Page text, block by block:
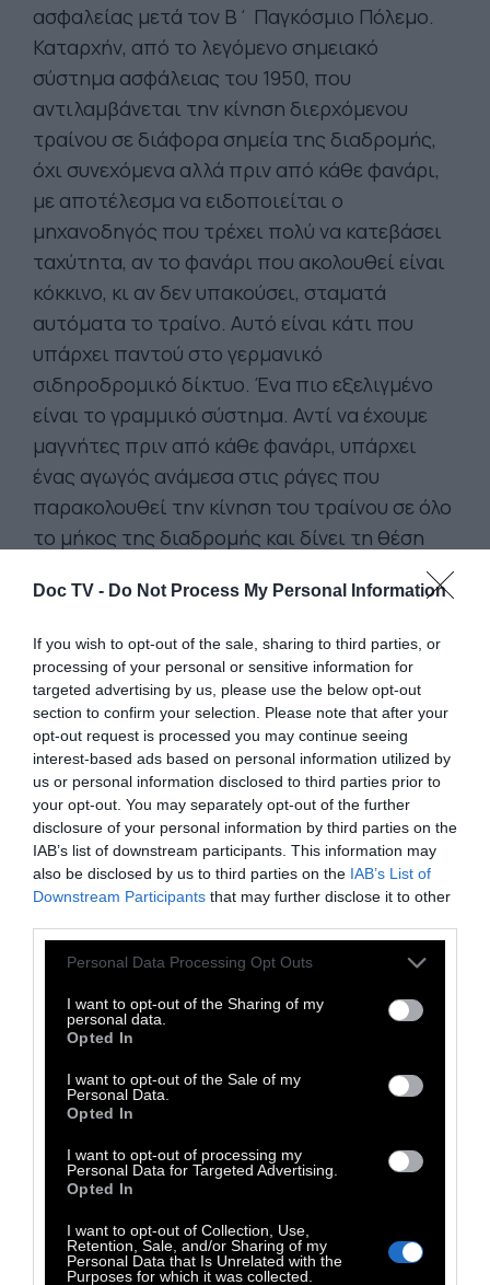
Doc TV - Do Not Process My Personal Information
If you wish to opt-out of the sale, sharing to third parties, or
processing of your personal or sensitive information for
targeted advertising by us, please use the below opt-out
section to confirm your selection. Please note that after your
opt-out request is processed you may continue seeing
interest-based ads based on personal information utilized by
us or personal information disclosed to third parties prior to
your opt-out. You may separately opt-out of the further
disclosure of your personal information by third parties on the
IAB’s list of downstream participants. This information may
also be disclosed by us to third parties on the IAB’s List of
Downstream Participants that may further disclose it to other
Personal Data Processing Opt Outs
I want to opt-out of the Sharing of my
personal data.
Opted In
I want to opt-out of the Sale of my
Personal Data.
Opted In
I want to opt-out of processing my
Personal Data for Targeted Advertising.
Opted In
I want to opt-out of Collection, Use,
Retention, Sale, and/or Sharing of my
Personal Data that Is Unrelated with the
Purposes for which it was collected.
ασφαλείας μετά τον Β΄ Παγκόσμιο Πόλεμο.
Καταρχήν, από το λεγόμενο σημειακό
σύστημα ασφάλειας του 1950, που
αντιλαμβάνεται την κίνηση διερχόμενου
τραίνου σε διάφορα σημεία της διαδρομής,
όχι συνεχόμενα αλλά πριν από κάθε φανάρι,
με αποτέλεσμα να ειδοποιείται ο
μηχανοδηγός που τρέχει πολύ να κατεβάσει
ταχύτητα, αν το φανάρι που ακολουθεί είναι
κόκκινο, κι αν δεν υπακούσει, σταματά
αυτόματα το τραίνο. Αυτό είναι κάτι που
υπάρχει παντού στο γερμανικό
σιδηροδρομικό δίκτυο. Ένα πιο εξελιγμένο
είναι το γραμμικό σύστημα. Αντί να έχουμε
μαγνήτες πριν από κάθε φανάρι, υπάρχει
ένας αγωγός ανάμεσα στις ράγες που
παρακολουθεί την κίνηση του τραίνου σε όλο
το μήκος της διαδρομής και δίνει τη θέση
του, την ταχύτητά του και την κατεύθυνσή
του σε πραγματικό χρόνο. Πρόκειται για
σύγχρονο είναι το γνωστό European Train
Control System (ETCS) που ακούγεται πολύ
αυτές τις ημέρες στην Ελλάδα. Πρόκειται για
ένα ηλεκτρονικό αυτοματοποιημένο
σύστημα με αισθητήρες στις ράγες,
τοποθετημένες ανά συγκεκριμένες
αποστάσεις. Οι αισθητήρες λειτουργούν ως
ταυτότητες. Δίνουν σε πραγματικό χρόνο την
ταχύτητα, την κατεύθυνση του τραίνου, όχι
μόνο στο κέντρο ελέγχου, αλλά ταυτόχρονα
μεταφράζουν τα φωτεινά σήματα, που
αντιλαμβάνεται οπτικά ο άνθρωπος, σε Ο και
1, έτσι ώστε να τα αντιλαμβάνεται και ο
αφήνει τον μηχανοδηγό να αναπτύξει
ταχύτητα, τον προειδοποιεί. Κι αν
παραβιάσει ο οδηγός την ταχύτητα, τον
σταματά πριν περάσει το φανάρι. Γενικώς το
του τραίνου, αργά, γρήγορα, μπρος,
παρκάρισμα κλπ».